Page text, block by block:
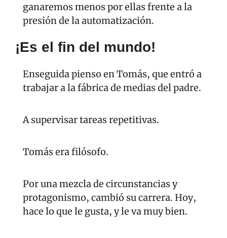
ganaremos menos por ellas frente a la
presión de la automatización.
¡Es el fin del mundo!
Enseguida pienso en Tomás, que entró a
trabajar a la fábrica de medias del padre.
A supervisar tareas repetitivas.
Tomás era filósofo.
Por una mezcla de circunstancias y
protagonismo, cambió su carrera. Hoy,
hace lo que le gusta, y le va muy bien.